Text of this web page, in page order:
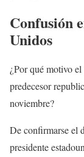
Confusión
Unidos
¿Por qué motivo
predecesor
noviembre?
De confirmarse el
presidente